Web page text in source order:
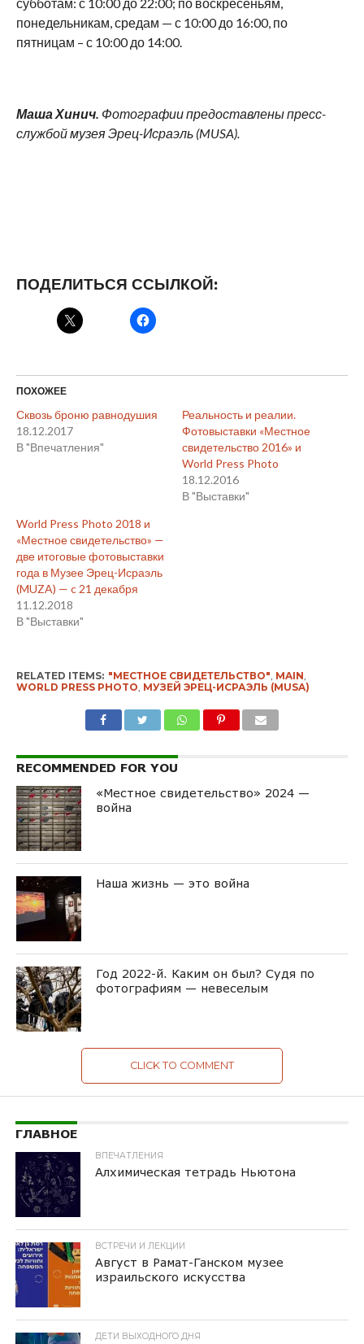
понедельникам, средам — с 10:00 до 16:00, по
пятницам – с 10:00 до 14:00.
Маша Хинич. Фотографии предоставлены пресс-
службой музея Эрец-Исраэль (MUSA).
ПОДЕЛИТЬСЯ ССЫЛКОЙ:
ПОХОЖЕЕ
Сквозь броню равнодушия
18.12.2017
В "Впечатления"
Реальность и реалии.
Фотовыставки «Местное
свидетельство 2016» и
World Press Photo
18.12.2016
В "Выставки"
World Press Photo 2018 и
«Местное свидетельство» —
две итоговые фотовыставки
года в Музее Эрец-Исраэль
(MUZA) — c 21 декабря
11.12.2018
В "Выставки"
RELATED ITEMS: "МЕСТНОЕ СВИДЕТЕЛЬСТВО" MAIN
WORLD PRESS PHOTO МУЗЕЙ ЭРЕЦ-ИСРАЭЛЬ (MUSA)
RECOMMENDED FOR YOU
«Mестнoe свидетельство» 2024 —
война
Наша жизнь — это война
Год 2022-й. Каким он был? Судя по
фотографиям — невеселым
CLICK TO COMMENT
ГЛАВНОЕ
ВПЕЧАТЛЕНИЯ
Алхимическая тетрадь Ньютона
ВСТРЕЧИ И ЛЕКЦИИ
Август в Рамат-Ганском музее
израильского искусства
ДЕТИ ВЫХОДНОГО ДНЯ